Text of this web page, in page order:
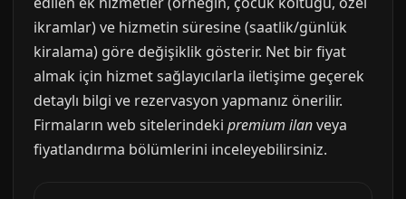
ikramlar) ve hizmetin süresine (saatlik/günlük
kiralama) göre değişiklik gösterir. Net bir fiyat
almak için hizmet sağlayıcılarla iletişime geçerek
detaylı bilgi ve rezervasyon yapmanız önerilir.
Firmaların web sitelerindeki premium ilanveya
fiyatlandırma bölümlerini inceleyebilirsiniz.